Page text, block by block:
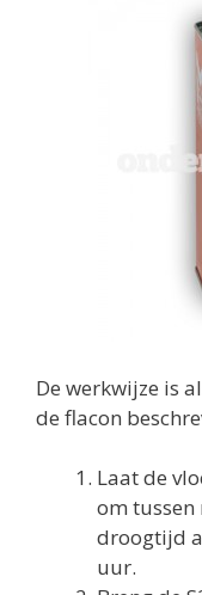
De werkwijze is
de flacon
Laat de
om tussen
droogtijd
uur.